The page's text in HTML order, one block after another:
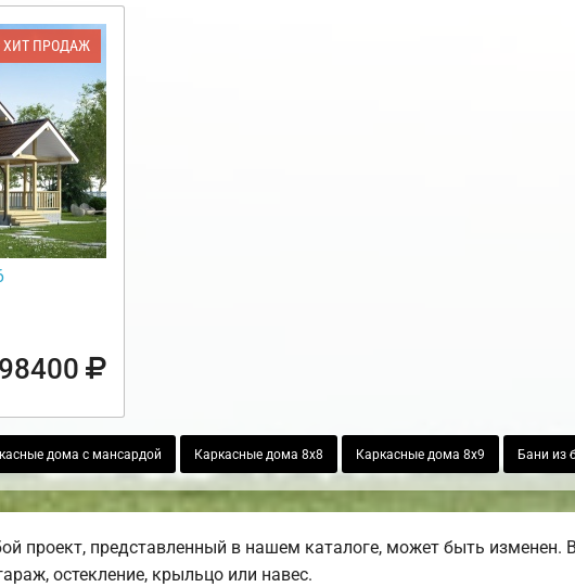
ХИТ ПРОДАЖ
дома с мансардой Каркасные дома 8х8 Каркасные дома 8х9 Бани из
проект, представленный в нашем каталоге, может быть изменен.
остекление, крыльцо или навес.